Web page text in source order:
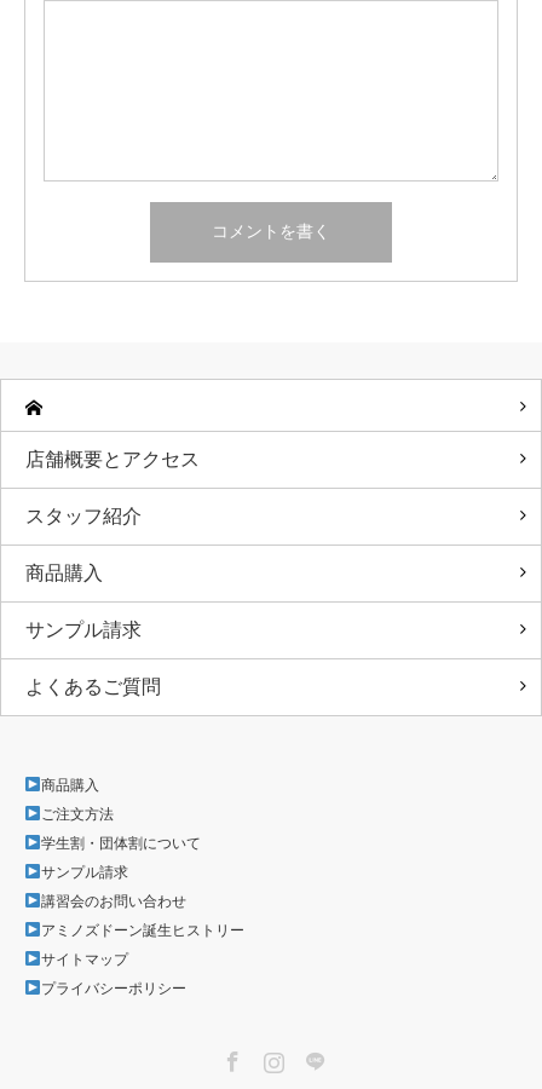
店舗概要とアクセス
スタッフ紹介
商品購入
サンプル請求
よくあるご質問
商品購入
ご注文方法
学生割・団体割について
サンプル請求
講習会のお問い合わせ
アミノズドーン誕生ヒストリー
サイトマップ
プライバシーポリシー